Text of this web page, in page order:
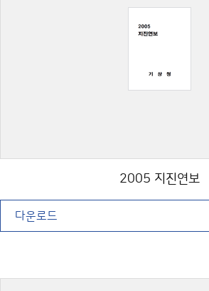
2005 지진연보
다운로드